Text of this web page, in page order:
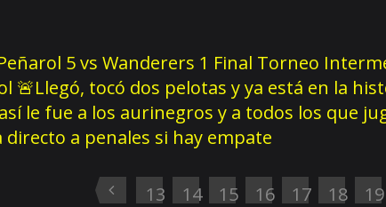
5 vs Wanderers 1 Final Torneo
🚨Llegó, tocó dos pelotas y ya está en la
le fue a los aurinegros y a todos los que
a penales si hay empate
13 14 15 16 17 18 19